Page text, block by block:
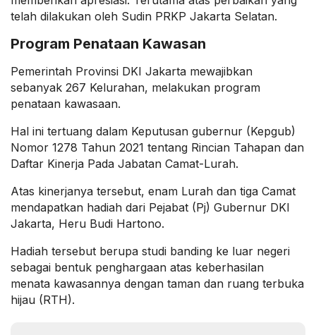
telah dilakukan oleh Sudin PRKP Jakarta Selatan.
Program Penataan Kawasan
Pemerintah Provinsi DKI Jakarta mewajibkan
sebanyak 267 Kelurahan, melakukan program
penataan kawasaan.
Hal ini tertuang dalam Keputusan gubernur (Kepgub)
Nomor 1278 Tahun 2021 tentang Rincian Tahapan dan
Daftar Kinerja Pada Jabatan Camat-Lurah.
Atas kinerjanya tersebut, enam Lurah dan tiga Camat
mendapatkan hadiah dari Pejabat (Pj) Gubernur DKI
Jakarta, Heru Budi Hartono.
Hadiah tersebut berupa studi banding ke luar negeri
sebagai bentuk penghargaan atas keberhasilan
menata kawasannya dengan taman dan ruang terbuka
hijau (RTH).